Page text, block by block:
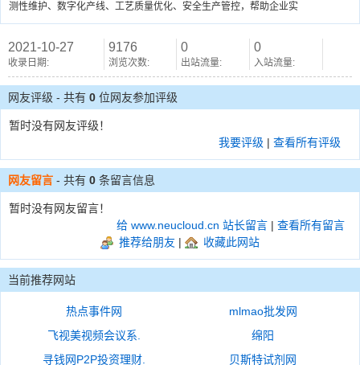
测性维护、数字化产线、工艺质量优化、安全生产管控，帮助企业实
2021-10-27
收录日期:
9176
浏览次数:
0
出站流量:
0
入站流量:
网友评级 - 共有 0 位网友参加评级
暂时没有网友评级！
我要评级 | 查看所有评级
网友留言 - 共有 0 条留言信息
暂时没有网友留言！
给 www.neucloud.cn 站长留言 | 查看所有留言
推荐给朋友 | 收藏此网站
当前推荐网站
热点事件网
mlmao批发网
飞视美视频会议系.
绵阳
寻钱网P2P投资理财.
贝斯特试剂网